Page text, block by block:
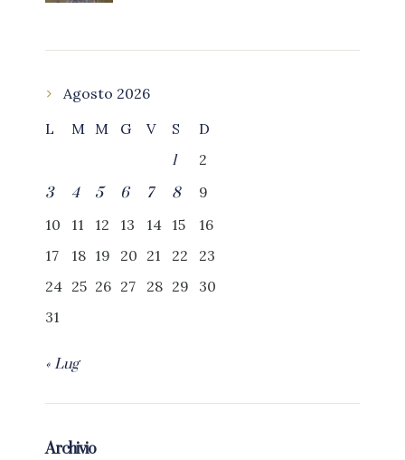
Agosto 2026
L
M M G V S
D
1
2
3
4 5 6 7 8
9
10
11 12 13 14 15
16
17
18 19 20 21 22
23
24 25 26 27 28 29
30
31
« Lug
Archivio